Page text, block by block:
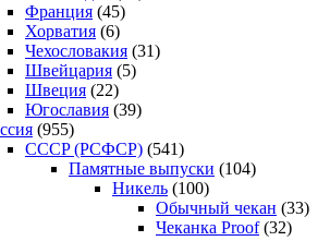
Франция (45)
Хорватия (6)
Чехословакия (31)
Швейцария (5)
Швеция (22)
Югославия (39)
(955)
CCCP (РСФСР) (541)
Памятные выпуски (104)
Никель (100)
Обычный чекан (33)
Чеканка Proof(32)